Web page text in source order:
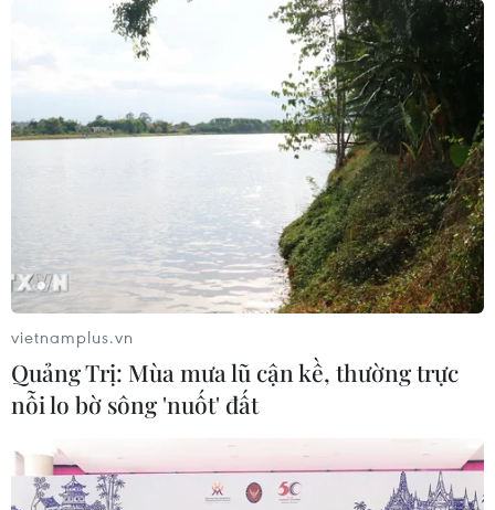
vietnamplus.vn
Quảng Trị: Mùa mưa lũ cận kề, thường trực
nỗi lo bờ sông 'nuốt' đất